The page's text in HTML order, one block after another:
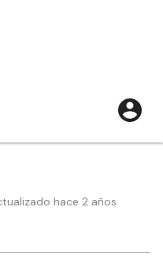
hace 2 años